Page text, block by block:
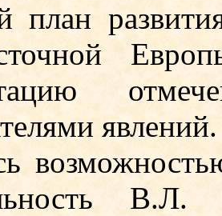
явлений.